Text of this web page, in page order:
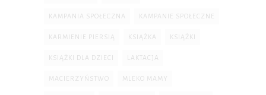
KAMPANIA SPOŁECZNA KAMPANIE SPOŁECZNE
KARMIENIE PIERSIĄ KSIĄŻKA KSIĄŻKI
KSIĄŻKI DLA DZIECI LAKTACJA
MACIERZYŃSTWO MLEKO MAMY